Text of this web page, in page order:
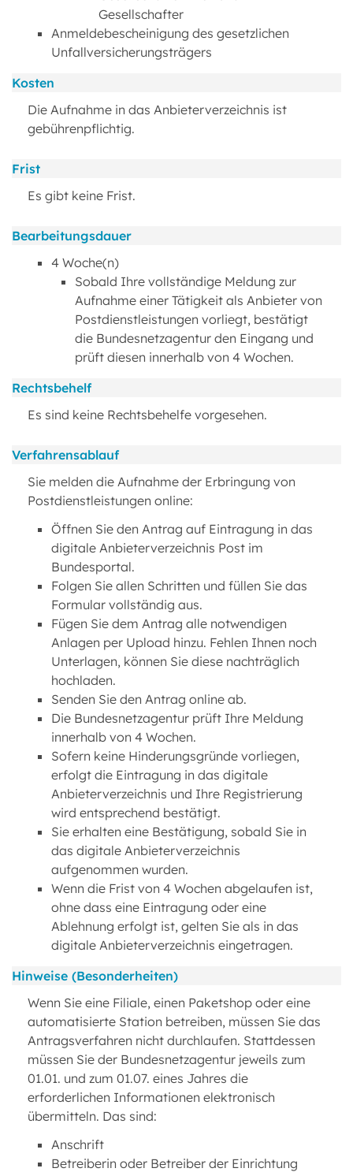
Gesellschafter
Anmeldebescheinigung des gesetzlichen
Unfallversicherungsträgers
Kosten
Die Aufnahme in das Anbieterverzeichnis ist
gebührenpflichtig.
Frist
Es gibt keine Frist.
Bearbeitungsdauer
4 Woche(n)
Sobald Ihre vollständige Meldung zur
Aufnahme einer Tätigkeit als Anbieter von
Postdienstleistungen vorliegt, bestätigt
die Bundesnetzagentur den Eingang und
prüft diesen innerhalb von 4 Wochen.
Rechtsbehelf
Es sind keine Rechtsbehelfe vorgesehen.
Verfahrensablauf
Sie melden die Aufnahme der Erbringung von
Postdienstleistungen online:
Öffnen Sie den Antrag auf Eintragung in das
digitale Anbieterverzeichnis Post im
Bundesportal.
Folgen Sie allen Schritten und füllen Sie das
Formular vollständig aus.
Fügen Sie dem Antrag alle notwendigen
Anlagen per Upload hinzu. Fehlen Ihnen noch
Unterlagen, können Sie diese nachträglich
hochladen.
Senden Sie den Antrag online ab.
Die Bundesnetzagentur prüft Ihre Meldung
innerhalb von 4 Wochen.
Sofern keine Hinderungsgründe vorliegen,
erfolgt die Eintragung in das digitale
Anbieterverzeichnis und Ihre Registrierung
wird entsprechend bestätigt.
Sie erhalten eine Bestätigung, sobald Sie in
das digitale Anbieterverzeichnis
aufgenommen wurden.
Wenn die Frist von 4 Wochen abgelaufen ist,
ohne dass eine Eintragung oder eine
Ablehnung erfolgt ist, gelten Sie als in das
digitale Anbieterverzeichnis eingetragen.
Hinweise (Besonderheiten)
Wenn Sie eine Filiale, einen Paketshop oder eine
automatisierte Station betreiben, müssen Sie das
Antragsverfahren nicht durchlaufen. Stattdessen
müssen Sie der Bundesnetzagentur jeweils zum
01.01. und zum 01.07. eines Jahres die
erforderlichen Informationen elektronisch
übermitteln. Das sind:
Anschrift
Betreiberin oder Betreiber der Einrichtung